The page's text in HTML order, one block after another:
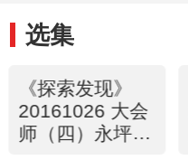
选集
《探索发现》
20161026 大会
师（四）永坪会